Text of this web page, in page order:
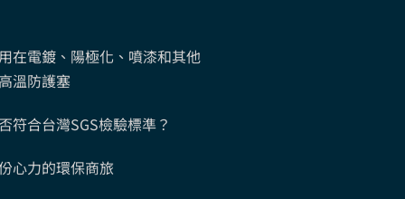
在電鍍、陽極化、噴漆和其他
溫防護塞
符合台灣SGS檢驗標準？
心力的環保商旅